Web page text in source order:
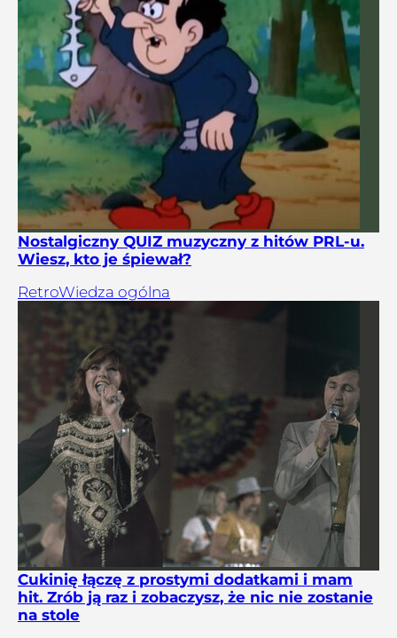
Nostalgiczny QUIZ muzyczny z hitów PRL-u.
Wiesz, kto je śpiewał?
RetroWiedza ogólna
Cukinię łączę z prostymi dodatkami i mam
hit. Zrób ją raz i zobaczysz, że nic nie zostanie
na stole